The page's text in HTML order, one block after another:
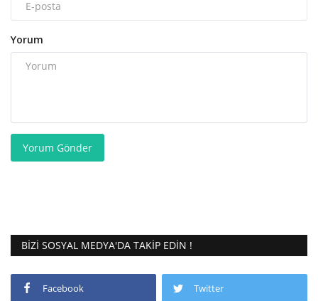
Yorum
Yorum Gönder
BIZI SOSYAL MEDYA'DA TAKIP EDIN !
Facebook Twitter